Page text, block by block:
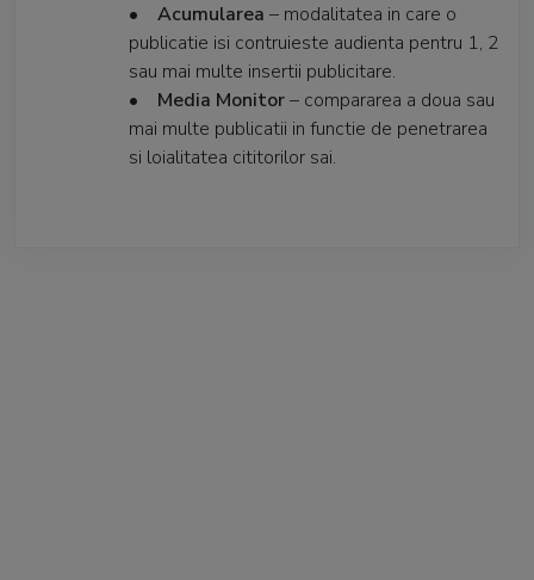
• Acumularea – modalitatea in care o
publicatie isi contruieste audienta pentru 1, 2
sau mai multe insertii publicitare.
• Media Monitor– compararea a doua sau
mai multe publicatii in functie de penetrarea
si loialitatea cititorilor sai.